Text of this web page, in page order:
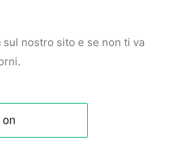
nostro sito e se non ti va